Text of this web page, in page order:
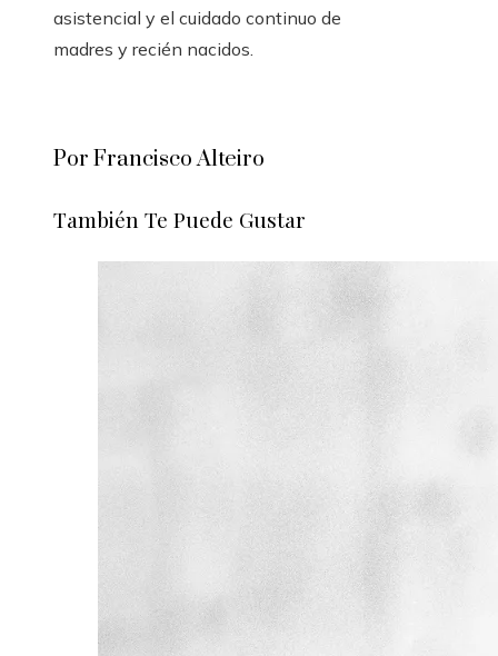
asistencial y el cuidado continuo de
madres y recién nacidos.
Por Francisco Alteiro
También Te Puede Gustar